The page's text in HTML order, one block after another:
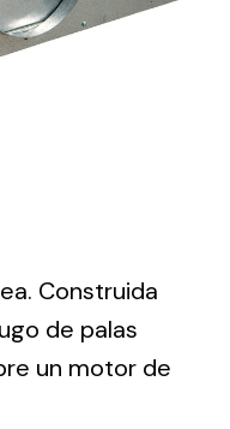
de
Construida
de palas
un motor de